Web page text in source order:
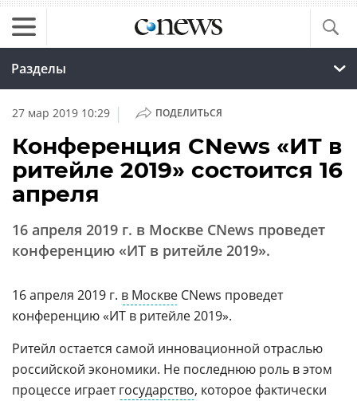
Разделы
27 мар 2019 10:29 | ПОДЕЛИТЬСЯ
Конференция CNews «ИТ в
ритейле 2019» состоится 16
апреля
16 апреля 2019 г. в Москве CNews проведет
конференцию «ИТ в ритейле 2019».
16 апреля 2019 г. в Москве CNews проведет
конференцию «ИТ в ритейле 2019».
Ритейл остается самой инновационной отраслью
российской экономики. Не последнюю роль в этом
процессе играетгосударство, которое фактически